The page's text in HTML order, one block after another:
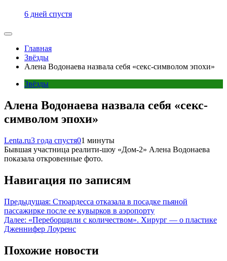
6 дней спустя
Главная
Звёзды
Алена Водонаева назвала себя «секс-символом эпохи»
Звёзды
Алена Водонаева назвала себя «секс-
символом эпохи»
Lenta.ru3 года спустя01 минуты
Бывшая участница реалити-шоу «Дом-2» Алена Водонаева
показала откровенные фото.
Навигация по записям
Предыдущая: Стюардесса отказала в посадке пьяной
пассажирке после ее кувырков в аэропорту
Далее: «Переборщили с количеством». Хирург — о пластике
Дженнифер Лоуренс
Похожие новости